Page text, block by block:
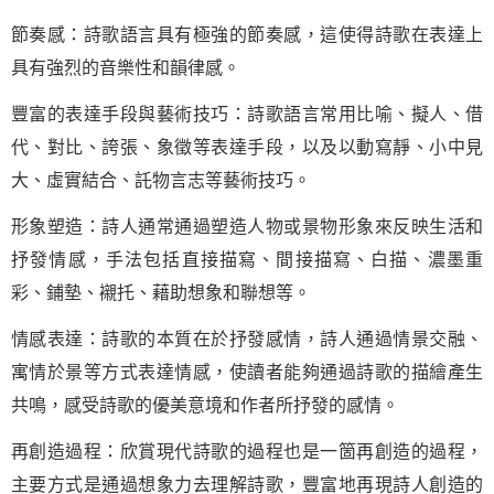
節奏感：詩歌語言具有極強的節奏感，這使得詩歌在表達上
具有強烈的音樂性和韻律感。
豐富的表達手段與藝術技巧：詩歌語言常用比喻、擬人、借
代、對比、誇張、象徵等表達手段，以及以動寫靜、小中見
大、虛實結合、託物言志等藝術技巧。
形象塑造：詩人通常通過塑造人物或景物形象來反映生活和
抒發情感，手法包括直接描寫、間接描寫、白描、濃墨重
彩、鋪墊、襯托、藉助想象和聯想等。
情感表達：詩歌的本質在於抒發感情，詩人通過情景交融、
寓情於景等方式表達情感，使讀者能夠通過詩歌的描繪產生
共鳴，感受詩歌的優美意境和作者所抒發的感情。
再創造過程：欣賞現代詩歌的過程也是一箇再創造的過程，
主要方式是通過想象力去理解詩歌，豐富地再現詩人創造的